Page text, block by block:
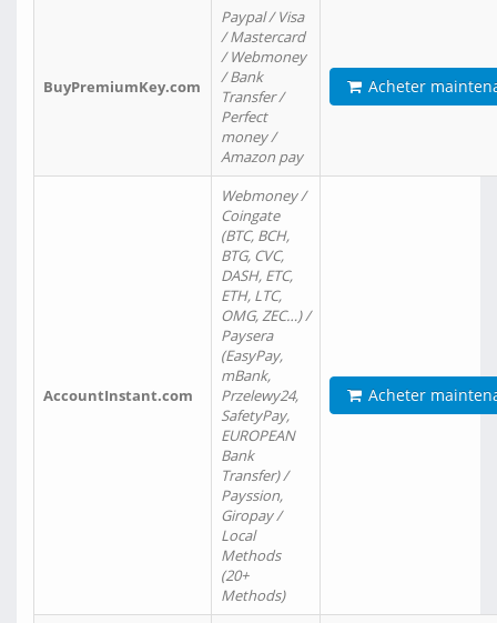
BuyPremiumKey.com
Paypal / Visa
/ Mastercard
/ Webmoney
/ Bank
Transfer /
Perfect
money /
Amazon pay
Acheter
AccountInstant.com
Webmoney /
Coingate
(BTC, BCH,
BTG, CVC,
DASH, ETC,
ETH, LTC,
OMG, ZEC…) /
Paysera
(EasyPay,
mBank,
Przelewy24,
SafetyPay,
EUROPEAN
Bank
Transfer) /
Payssion,
Giropay /
Local
Methods
(20+
Methods)
Acheter